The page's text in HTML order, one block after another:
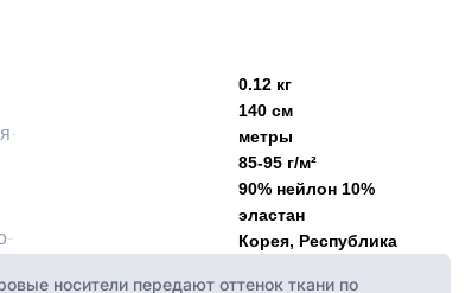
0.12 кг
140 см
метры
85-95 г/м²
90% нейлон 10%
эластан
Корея, Республика
носители передают оттенок ткани по